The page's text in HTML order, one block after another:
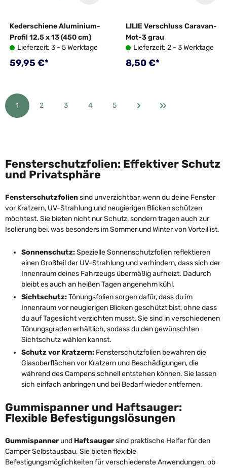
Kederschiene Aluminium-
Profil 12,5 x 13 (450 cm)
Lieferzeit: 3 - 5 Werktage
Regulärer Preis:
59,95 €*
LILIE Verschluss Caravan-
Mot-3 grau
Lieferzeit: 2 - 3 Werktage
Regulärer Preis:
8,50 €*
Seite
1 Seite
2 Seite
3 Seite
4 Seite
5
Fensterschutzfolien: Effektiver Schutz
und Privatsphäre
Fensterschutzfoliensind unverzichtbar, wenn du deine Fenster
vor Kratzern, UV-Strahlung und neugierigen Blicken schützen
möchtest. Sie bieten nicht nur Schutz, sondern tragen auch zur
Isolierung bei, was besonders im Sommer und Winter von Vorteil ist.
Sonnenschutz:Spezielle Sonnenschutzfolien reflektieren
einen Großteil der UV-Strahlung und verhindern, dass sich der
Innenraum deines Fahrzeugs übermäßig aufheizt. Dadurch
bleibt es auch an heißen Tagen angenehm kühl.
Sichtschutz:Tönungsfolien sorgen dafür, dass du im
Innenraum vor neugierigen Blicken geschützt bist, ohne dass
du auf Tageslicht verzichten musst. Sie sind in verschiedenen
Tönungsgraden erhältlich, sodass du den gewünschten
Sichtschutz wählen kannst.
Schutz vor Kratzern: Fensterschutzfolien bewahren die
Glasoberflächen vor Kratzern und Beschädigungen, die
während des Campens schnell entstehen können. Sie lassen
sich einfach anbringen und bei Bedarf wieder entfernen.
Gummispanner und Haftsauger:
Flexible Befestigungslösungen
Gummispannerund Haftsaugersind praktische Helfer für den
Camper Selbstausbau. Sie bieten flexible
Befestigungsmöglichkeiten für verschiedenste Anwendungen, ob